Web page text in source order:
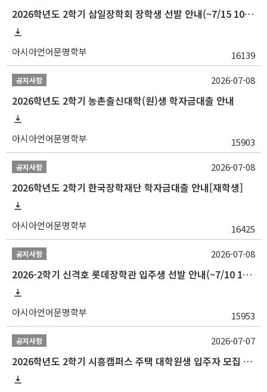
2026학년도 2학기 삼일장학회 장학생 선발 안내(~7/15 10:00)
아시아언어문명학부 16139
공지사항
2026학년도 2학기 농촌출신대학(원)생 학자금대출 안내
아시아언어문명학부 15903
2026-07-08
공지사항
2026학년도 2학기 한국장학재단 학자금대출 안내[재학생]
아시아언어문명학부 16425
2026-07-08
공지사항
2026-2학기 신격호 롯데장학관 입주생 선발 안내(~7/10 10:00)
아시아언어문명학부 15953
2026-07-08
공지사항
2026학년도 2학기 시흥캠퍼스 주택 대학원생 입주자 모집 안내
2026-07-07